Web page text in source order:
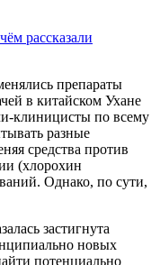
рассказали
препараты
в китайском Ухане
клиницисты по всему
разные
средства против
(хлорохин
Однако, по сути,
застигнута
новых
потенциально